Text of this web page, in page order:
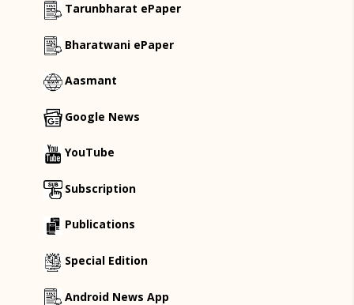
Tarunbharat ePaper
Bharatwani ePaper
Aasmant
Google News
YouTube
Subscription
Publications
Special Edition
Android News App